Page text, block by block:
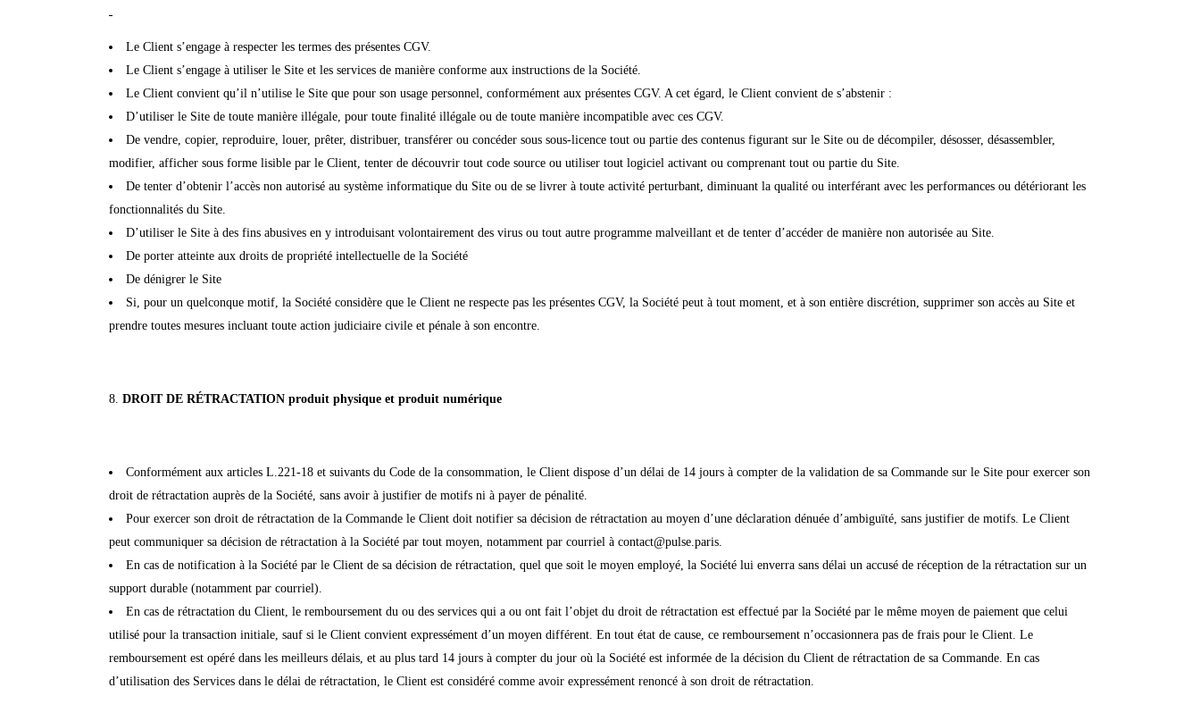
Le Client s’engage à respecter les termes des présentes CGV.
Le Client s’engage à utiliser le Site et les services de manière conforme aux instructions de la Société.
Le Client convient qu’il n’utilise le Site que pour son usage personnel, conformément aux présentes CGV. A cet égard, le Client convient de s’abstenir :
D’utiliser le Site de toute manière illégale, pour toute finalité illégale ou de toute manière incompatible avec ces CGV.
De vendre, copier, reproduire, louer, prêter, distribuer, transférer ou concéder sous sous-licence tout ou partie des contenus figurant sur le Site ou de décompiler, désosser, désassembler,
modifier, afficher sous forme lisible par le Client, tenter de découvrir tout code source ou utiliser tout logiciel activant ou comprenant tout ou partie du Site.
De tenter d’obtenir l’accès non autorisé au système informatique du Site ou de se livrer à toute activité perturbant, diminuant la qualité ou interférant avec les performances ou détériorant les
fonctionnalités du Site.
D’utiliser le Site à des fins abusives en y introduisant volontairement des virus ou tout autre programme malveillant et de tenter d’accéder de manière non autorisée au Site.
De porter atteinte aux droits de propriété intellectuelle de la Société
De dénigrer le Site
Si, pour un quelconque motif, la Société considère que le Client ne respecte pas les présentes CGV, la Société peut à tout moment, et à son entière discrétion, supprimer son accès au Site et
prendre toutes mesures incluant toute action judiciaire civile et pénale à son encontre.
DROIT DE RÉTRACTATION produit physique et produit numérique
Conformément aux articles L.221-18 et suivants du Code de la consommation, le Client dispose d’un délai de 14 jours à compter de la validation de sa Commande sur le Site pour exercer son
droit de rétractation auprès de la Société, sans avoir à justifier de motifs ni à payer de pénalité.
Pour exercer son droit de rétractation de la Commande le Client doit notifier sa décision de rétractation au moyen d’une déclaration dénuée d’ambiguïté, sans justifier de motifs. Le Client
peut communiquer sa décision de rétractation à la Société par tout moyen, notamment par courriel à contact@pulse.paris.
En cas de notification à la Société par le Client de sa décision de rétractation, quel que soit le moyen employé, la Société lui enverra sans délai un accusé de réception de la rétractation sur un
support durable (notamment par courriel).
En cas de rétractation du Client, le remboursement du ou des services qui a ou ont fait l’objet du droit de rétractation est effectué par la Société par le même moyen de paiement que celui
utilisé pour la transaction initiale, sauf si le Client convient expressément d’un moyen différent. En tout état de cause, ce remboursement n’occasionnera pas de frais pour le Client. Le
remboursement est opéré dans les meilleurs délais, et au plus tard 14 jours à compter du jour où la Société est informée de la décision du Client de rétractation de sa Commande. En cas
d’utilisation des Services dans le délai de rétractation, le Client est considéré comme avoir expressément renoncé à son droit de rétractation.